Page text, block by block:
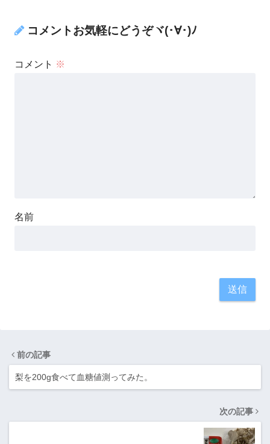
コメントお気軽にどうぞヾ(･∀･)ﾉ
コメント ※
名前
前の記事
梨を200g食べて血糖値測ってみた。
次の記事